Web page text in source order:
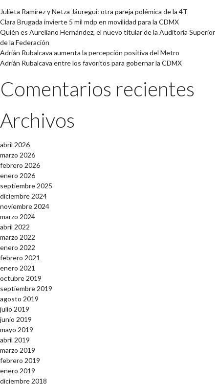
Julieta Ramírez y Netza Jáuregui: otra pareja polémica de la 4T
Clara Brugada invierte 5 mil mdp en movilidad para la CDMX
Quién es Aureliano Hernández, el nuevo titular de la Auditoría Superior
de la Federación
Adrián Rubalcava aumenta la percepción positiva del Metro
Adrián Rubalcava entre los favoritos para gobernar la CDMX
Comentarios recientes
Archivos
abril 2026
marzo 2026
febrero 2026
enero 2026
septiembre 2025
diciembre 2024
noviembre 2024
marzo 2024
abril 2022
marzo 2022
enero 2022
febrero 2021
enero 2021
octubre 2019
septiembre 2019
agosto 2019
julio 2019
junio 2019
mayo 2019
abril 2019
marzo 2019
febrero 2019
enero 2019
diciembre 2018